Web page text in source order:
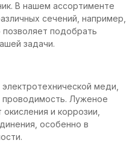
В нашем ассортименте
сечений, например,
подобрать
задачи.
меди,
проводимость. Луженое
и коррозии,
особенно в